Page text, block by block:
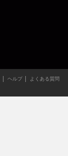
ヘルプ
よくある質問